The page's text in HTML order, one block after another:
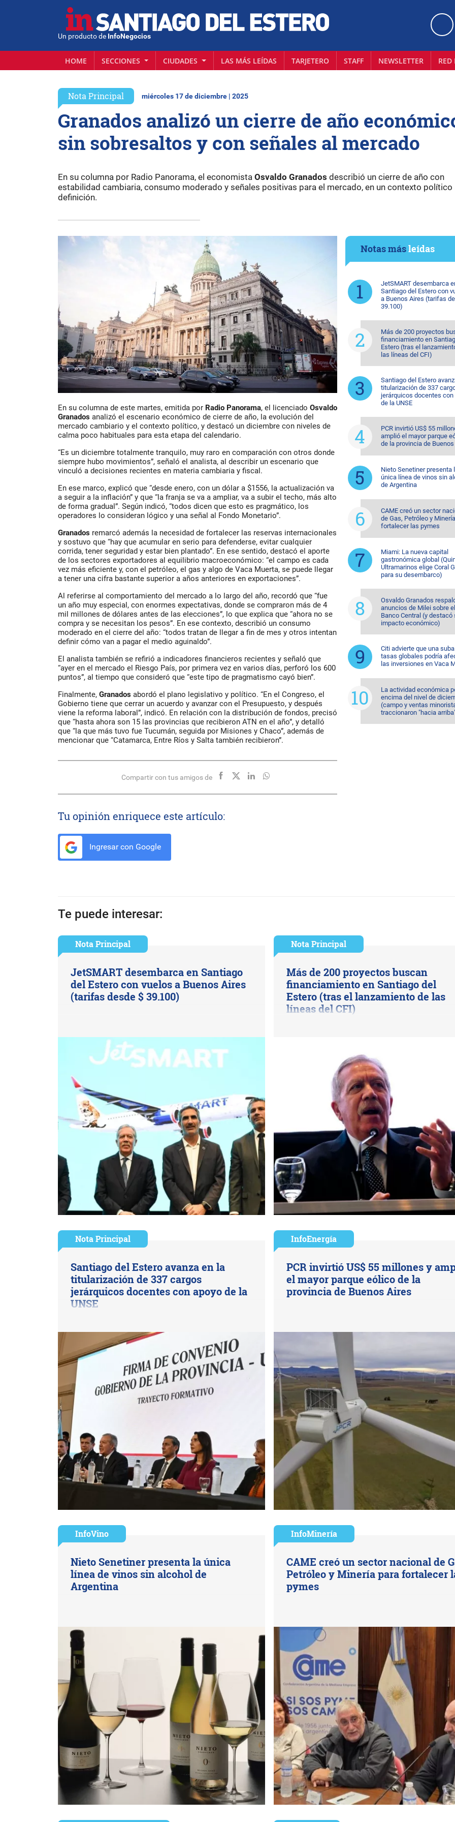
Un producto de InfoNegocios
HOME SECCIONES CIUDADES LAS MÁS LEÍDAS TARJETERO STAFF NEWSLETTER
Nota Principal miércoles 17 de diciembre | 2025
Granados analizó un cierre de año
sin sobresaltos y con señales al mercado
En su columna por Radio Panorama, el economista Osvaldo Granados describió un cierre de año con
estabilidad cambiaria, consumo moderado y señales positivas para el mercado, en un contexto político
definición.
En su columna de este martes, emitida por Radio Panorama, el licenciado Osvaldo
Granados analizó el escenario económico de cierre de año, la evolución del
mercado cambiario y el contexto político, y destacó un diciembre con niveles de
calma poco habituales para esta etapa del calendario.
“Es un diciembre totalmente tranquilo, muy raro en comparación con otros donde
siempre hubo movimientos”, señaló el analista, al describir un escenario que
vinculó a decisiones recientes en materia cambiaria y fiscal.
En ese marco, explicó que “desde enero, con un dólar a $1556, la actualización va
a seguir a la inflación” y que “la franja se va a ampliar, va a subir el techo, más alto
de forma gradual”. Según indicó, “todos dicen que esto es pragmático, los
operadores lo consideran lógico y una señal al Fondo Monetario”.
Granados remarcó además la necesidad de fortalecer las reservas internacionales
y sostuvo que “hay que acumular en serio para defenderse, evitar cualquier
corrida, tener seguridad y estar bien plantado”. En ese sentido, destacó el aporte
de los sectores exportadores al equilibrio macroeconómico: “el campo es cada
vez más eficiente y, con el petróleo, el gas y algo de Vaca Muerta, se puede llegar
a tener una cifra bastante superior a años anteriores en exportaciones”.
Al referirse al comportamiento del mercado a lo largo del año, recordó que “fue
un año muy especial, con enormes expectativas, donde se compraron más de 4
mil millones de dólares antes de las elecciones”, lo que explica que “ahora no se
compra y se necesitan los pesos”. En ese contexto, describió un consumo
moderado en el cierre del año: “todos tratan de llegar a fin de mes y otros intentan
definir cómo van a pagar el medio aguinaldo”.
El analista también se refirió a indicadores financieros recientes y señaló que
“ayer en el mercado el Riesgo País, por primera vez en varios días, perforó los 600
puntos”, al tiempo que consideró que “este tipo de pragmatismo cayó bien”.
Finalmente, Granados abordó el plano legislativo y político. “En el Congreso, el
Gobierno tiene que cerrar un acuerdo y avanzar con el Presupuesto, y después
viene la reforma laboral”, indicó. En relación con la distribución de fondos, precisó
que “hasta ahora son 15 las provincias que recibieron ATN en el año”, y detalló
que “la que más tuvo fue Tucumán, seguida por Misiones y Chaco”, además de
mencionar que “Catamarca, Entre Ríos y Salta también recibieron”.
Compartir con tus amigos de
Tu opinión enriquece este artículo:
Ingresar con Google
Notas másleídas
JetSMART desembarca
Santiago del Estero con
a Buenos Aires (tarifas
39.100)
Más de 200 proyectos
financiamiento en
Estero (tras el
las líneas del CFI)
Santiago del Estero
titularización de 337
jerárquicos docentes con
de la UNSE
PCR invirtió US$ 55
amplió el mayor parque
de la provincia de
Nieto Senetiner presenta
única línea de vinos sin
de Argentina
CAME creó un sector
de Gas, Petróleo y
fortalecer las pymes
Miami: La nueva capital
gastronómica global
Ultramarinos elige Coral
para su desembarco)
Osvaldo Granados
anuncios de Milei sobre el
Banco Central (y destacó
impacto económico)
Citi advierte que una
tasas globales podría
las inversiones en Vaca
La actividad económica
encima del nivel de
(campo y ventas
traccionaron "hacia
Te puede interesar:
Nota Principal
JetSMART desembarca en Santiago
del Estero con vuelos a Buenos Aires
(tarifas desde $ 39.100)
Nota Principal
Más de 200 proyectos buscan
financiamiento en Santiago del
Estero (tras el lanzamiento de las
líneas del CFI)
Nota Principal
Santiago del Estero avanza en la
titularización de 337 cargos
jerárquicos docentes con apoyo de la
UNSE
InfoEnergía
PCR invirtió US$ 55 millones y
el mayor parque eólico de la
provincia de Buenos Aires
InfoVino
Nieto Senetiner presenta la única
línea de vinos sin alcohol de
Argentina
InfoMinería
CAME creó un sector nacional de
Petróleo y Minería para fortalecer
pymes